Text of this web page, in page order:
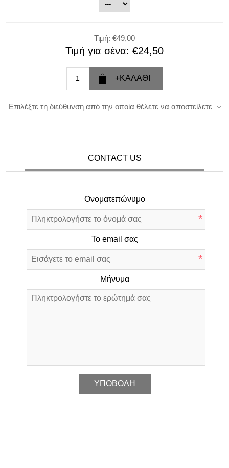
Τιμή: €49,00
Τιμή για σένα: €24,50
Επιλέξτε τη διεύθυνση από την οποία θέλετε να αποστείλετε
CONTACT US
Ονοματεπώνυμο
*
Το email σας
*
Μήνυμα